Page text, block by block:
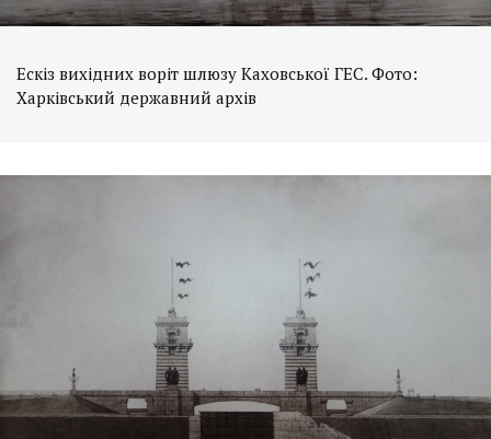
Ескіз вихідних воріт шлюзу Каховської ГЕС. Фото:
Харківський державний архів